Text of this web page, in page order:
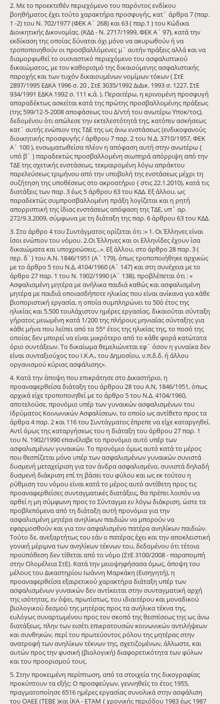
2. Με το προεκτεθέν περιεχόμενο του παρόντος ενδίκου
βοηθήματος έχει τούτο χαρακτήρα προσφυγής, κατ` άρθρα 7 (παρ.
1 -2) του Ν. 702/1977 (ΦΕΚ Α` 268) και 63 ( παρ.1 ) του Κώδικα
Διοικητικής Δικονομίας. (ΚΔΔ - Ν. 2717/1999, ΦΕΚ Α` 97), κατά την
εκδίκαση της οποίας δύναται όχι μόνο να ακυρωθούν ή να
τροποποιηθούν οι προσβαλλόμενες μ` αυτήν πράξεις αλλά και να
διαμορφωθεί το ουσιαστικό περιεχόμενο του ασφαλιστικού
δικαιώματος, με τον καθορισμό της δικαιούμενης ασφαλιστικής
παροχής και των τυχόν δικαιουμένων νομίμων τόκων ( ΣτΕ
2897/1995 ΕΔΚΑ 1996 σ. 20 , ΣτΕ 3035/1992 ΔιΔικ. 1993 σ. 1227, ΣτΕ
934/1991 ΕΔΚΑ 1992 σ. 111 κ,ά. ). Περαιτέρω, η κρινομένη προσφυγή
απαραδέκτως ασκείται κατά της πρώτης προσβαλλομένης πράξεως
(της 599/12-5-2008 αποφάσεως του Δ/ντή του ανωτέρω Υποκ/τος),
δεδομένου ότι απώλεσε την εκτελεστότητά της, κατόπιν ασκήσεως
κατ` αυτής ενώπιον της ΤΔΕ της ως άνω ενστάσεως (ενδικοφανούς
διοικητικής προσφυγής / άρθρου 7 παρ. 2 του Ν.Δ. 3710/1957, ΦΕΚ
Α` 100 ), ενσωματωθείσα πλέον η απόφαση αυτή στην ανωτέρω {
υπό β` ) παραδεκτώς προσβαλλομένη σιωπηρά απόρριψη από την
ΤΔΕ της σχετικής ενστάσεως, τεκμαιρομένη λόγω απράκτου
παρελεύσεως τριμήνου από την υποβολή της ενστάσεως μέχρι τη
συζήτηση της υποθέσεως στο ακροατήριο { στις 22.1.2010), κατά τις
διατάξεις των παρ. 3 έως 5 άρθρου 63 του ΚΔΔ. Εξ άλλου, ως
παραδεκτώς συμπροσβαλλομένη πράξη λογίζεται και η ρητή
απορριπτική της ίδιας ενστάσεως απόφαση της ΤΔΕ, υπ΄ αρ.
272/9.3.2009, σύμφωνα με τη διάταξη της παρ. 6 άρθρου 63 του ΚΔΔ.
3. Στο άρθρο 4 του Συντάγματος ορίζεται ότι :« 1. Οι Έλληνες είναι
ίσοι ενώπιον του νόμου. 2.Οι Έλληνες και οι Ελληνίδες έχουν ίσα
δικαιώματα και υποχρεώσεις...». Εξ άλλου, στο άρθρο 28 παρ. 3 (
περ. δ`) του Α.Ν. 1846/1951 (Α` 179), όπως τροποποιήθηκε αρχικώς
με το άρθρο 5 του Ν.Δ. 4104/1960 (Α` 147) και στη συνέχεια με το
άρθρο 27 παρ. 1 του Ν. 1902/1990 (Α` 138), προβλέπεται ότι : «
Ασφαλισμένη μητέρα με ανήλικα παιδιά καθώς και ασφαλισμένη
μητέρα με παιδιά οποιασδήποτε ηλικίας που είναι ανίκανα για κάθε
βιοποριστική εργασία, η οποία συμπληρώνει το 50ό έτος της
ηλικίας και 5.500 τουλάχιστον ημέρες εργασίας, δικαιούται σύνταξη
γήρατος μειωμένη κατά 1/200 της πλήρους μηνιαίας σύνταξης για
κάθε μήνα που λείπει από το 55° έτος της ηλικίας της, το ποσό της
οποίας δεν μπορεί να είναι μικρότερο από το κάθε φορά κατώτατα
όριο συντάξεων. Το δικαίωμα θεμελιώνεται εφ` όσον η γυναίκα δεν
είναι συνταξιούχος του Ι.K.A., του Δημοσίου, ν.π.δ.δ. ή άλλου
οργανισμού κύριας ασφάλισης».
4. Κατά την άποψη που επικράτησε στο Δικαστήριο, η
προαναφερθείσα διάταξη του άρθρου 28 του Α.Ν, 1846/1951, όπως
αρχικά είχε τροποποιηθεί με το άρθρο 5 του Ν.Δ. 4104/1960,
αποτελούσε, προνόμιο υπέρ των γυναικών ασφαλισμένων του
Ιδρύματος Κοινωνικών Ασφαλίσεων, το οποίο ως αντίθετο προς τα
άρθρα 4 παρ. 2 και 116 του Συντάγματος έπρεπε να είχε καταργηθεί.
Αντί όμως της καταργήσεως του η διάταξη του άρθρου 27 παρ. 1
του Ν. 1902/1990 επανέλαβε το προνόμιο αυτό υπέρ των
ασφαλισμένων γυναικών. Το προνόμιο όμως αυτό κατά το μέρος
που θεσπίζεται μόνο υπέρ των ασφαλισμένων γυναικών συνιστά
δυσμενή μεταχείριση για τον άνδρα ασφαλισμένο, συνιστά δηλαδή
δυσμενή διάκριση επί τη βάσει του φύλου και ως εκ τούτου η
ρύθμιση του νόμου είναι κατά το μέρος αυτό αντίθετη προς τις
προαναφερθείσες συνταγματικές διατάξεις, θα πρέπει λοιπόν να
αρθεί η μη σύμφωνη προς το Σύνταγμα εν λόγω διάκριση, ώστε τα
προβλεπόμενα από τη διάταξη αυτή προνόμια για την
ασφαλισμένη μητέρα ανηλίκων παιδιών να μπορούν να
εφαρμοσθούν και για τον ασφαλισμένο πατέρα ανηλίκων παιδιών.
Τούτο δε, ανεξαρτήτως του εάν ο πατέρας έχει και την αποκλειστική
γονική μέριμνα των ανηλίκων τέκνων του, δεδομένου ότι τέτοια
προϋπόθεση δεν τίθεται από το νόμο (ΣτΕ 3100/2008 - παραπομπή
στην Ολομέλεια ΣτΕ). Κατά την μειοψηφήσασα όμως, άποψη του
μέλους του Δικαστηρίου Ιωάννη Μαρκάκη (Εισηγητή), η
προαναφερθείσα εξαιρετικού χαρακτήρα διάταξη υπέρ των
ασφαλισμένων γυναικών δεν αντίκειται στην συνταγματική αρχή
της ισότητας, εν όψει, πρωτίστως, του ιδιαιτέρου και μοναδικού
βιολογικού δεσμού της μητέρας προς τα ανήλικα τέκνα της,
ευλόγως συναρτωμένου προς τον σκοπό της θεσπίσεως της ως άνω
διατάξεως, πλην των εισέτι επικρατουσών κοινωνικών αντιλήψεων
και συνθηκών, περί του πρωτεύοντος ρόλου της μητέρας στην
ανατροφή των ανηλίκων τέκνων της, σχετιζομένων, άλλωστε, και
αυτών προς την φυσική (βιολογική) διαφορετικότητα των φύλων
και του προορισμού τους.
5. Στην προκειμένη περίπτωση, από τα στοιχεία της δικογραφίας
προκύπτουν τα εξής: Ο προσφεύγων, γεννηθείς το έτος 1955,
πραγματοποίησε 6516 ημέρες εργασίας συνολικά στην ασφάλιση
του ΟΑΕΕ (ΤΕΒΕ )και ίΚΑ - ΕΤΑΜ { χρονικής περιόδου 1983 έως 1987